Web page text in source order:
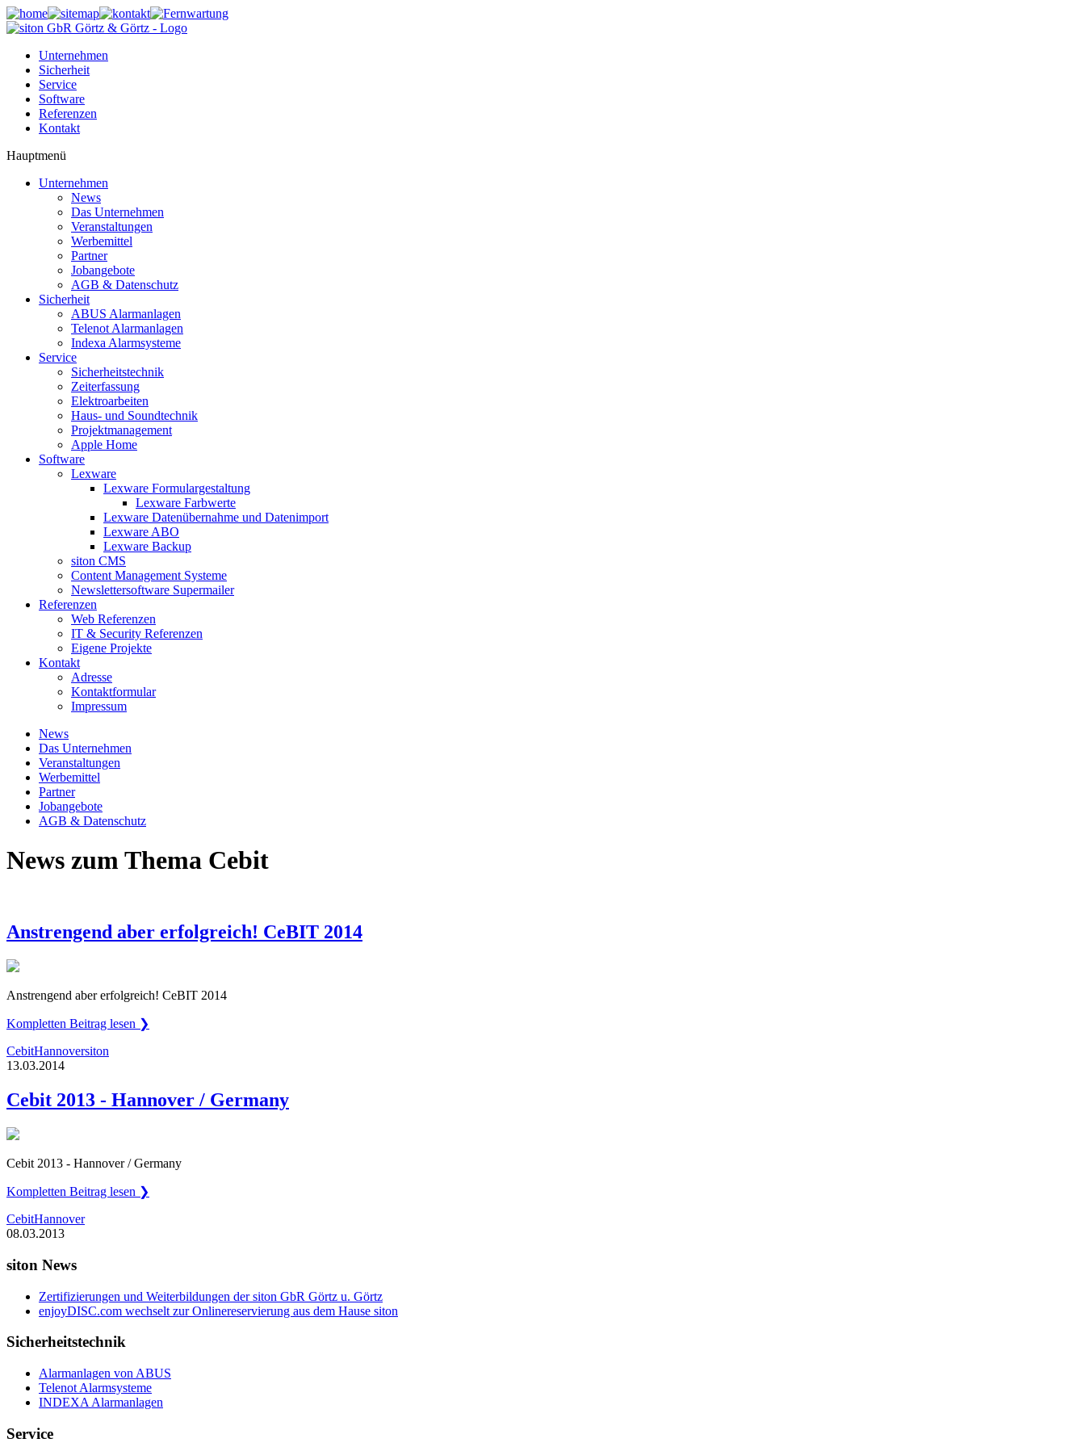
Unternehmen
Sicherheit
Service
Software
Referenzen
Kontakt
Hauptmenü
Unternehmen
News
Das Unternehmen
Veranstaltungen
Werbemittel
Partner
Jobangebote
AGB & Datenschutz
Sicherheit
ABUS Alarmanlagen
Telenot Alarmanlagen
Indexa Alarmsysteme
Service
Sicherheitstechnik
Zeiterfassung
Elektroarbeiten
Haus- und Soundtechnik
Projektmanagement
Apple Home
Software
Lexware
Lexware Formulargestaltung
Lexware Farbwerte
Lexware Datenübernahme und Datenimport
Lexware ABO
Lexware Backup
siton CMS
Content Management Systeme
Newslettersoftware Supermailer
Referenzen
Web Referenzen
IT & Security Referenzen
Eigene Projekte
Kontakt
Adresse
Kontaktformular
Impressum
News
Das Unternehmen
Veranstaltungen
Werbemittel
Partner
Jobangebote
AGB & Datenschutz
News zum Thema Cebit
Anstrengend aber erfolgreich! CeBIT 2014
Anstrengend aber erfolgreich! CeBIT 2014
Kompletten Beitrag lesen ❯
CebitHannoversiton
13.03.2014
Cebit 2013 - Hannover / Germany
Cebit 2013 - Hannover / Germany
Kompletten Beitrag lesen ❯
CebitHannover
08.03.2013
siton News
Zertifizierungen und Weiterbildungen der siton GbR Görtz u. Görtz
enjoyDISC.com wechselt zur Onlinereservierung aus dem Hause siton
Sicherheitstechnik
Alarmanlagen von ABUS
Telenot Alarmsysteme
INDEXA Alarmanlagen
Service